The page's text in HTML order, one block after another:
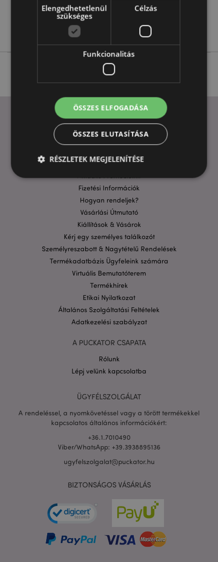
Nem
Capybara
HASZNOS LINKEK
Szállítási költségek
Fizetési Információk
Hogyan rendeljek?
Vásárlási Útmutató
Kiállítások & Vásárok
Kérj egy személyes találkozót
Személyreszabott & Nagytételű Rendelések
Termékadatbázis Ügyfeleink számára
Virtuális Bemutatóterem
Termékhírek
Etikai Nyilatkozat
Általános Szolgáltatási Feltételek
Adatkezelési szabályzat
A PUCKATOR CSAPATA
Rólunk
Lépj velünk kapcsolatba
ÜGYFÉLSZOLGÁLAT
A rendeléssel, a nyomkövetéssel vagy a törött termékekkel
kapcsolatos általános információkért:
+36.1.7010490
Viber/WhatsApp: +39.3938895136
ugyfelszolgalat@puckator.hu
BIZTONSÁGOS VÁSÁRLÁS
Elengedhetetlenül
szükséges
Célzás
Funkcionalitás
ÖSSZES ELFOGADÁSA
ÖSSZES ELUTASÍTÁSA
RÉSZLETEK MEGJELENÍTÉSE
Elengedhetetlenül szükséges
Funkcionalitás
A weboldal működéséhez feltétlenül szükséges sütik
lehetővé teszik a webhely alapvető funkcióit,
például a felhasználói bejelentkezést és a
fiókkezelést. A weboldal nem használható
megfelelően a feltétlenül szükséges sütik nélkül.
CookieScriptConsent
adatvédelmi szabályzatát